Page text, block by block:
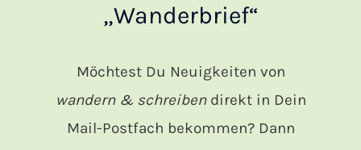
„Wanderbrief“
Möchtest Du Neuigkeiten von
wandern & schreibendirekt in Dein
Mail-Postfach bekommen? Dann